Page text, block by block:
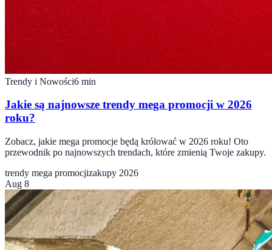
Trendy i Nowości6 min
Jakie są najnowsze trendy mega promocji w 2026
roku?
Zobacz, jakie mega promocje będą królować w 2026 roku! Oto
przewodnik po najnowszych trendach, które zmienią Twoje zakupy.
trendy mega promocjizakupy 2026
Aug 8